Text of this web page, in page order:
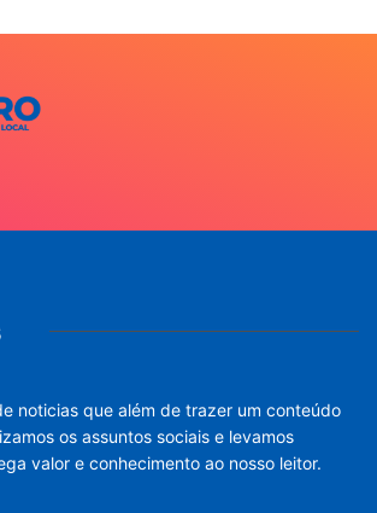
noticias que além de trazer um conteúdo
os assuntos sociais e levamos
valor e conhecimento ao nosso leitor.